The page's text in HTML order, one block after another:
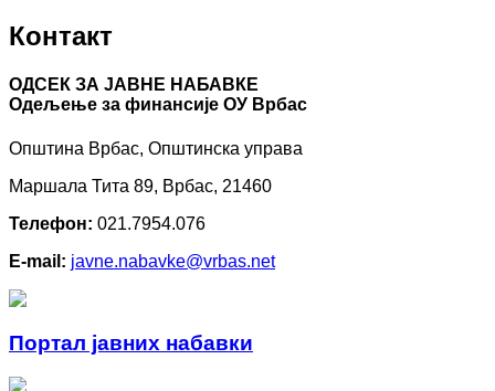
Контакт
ОДСЕК ЗА ЈАВНЕ НАБАВКЕ
Oдељење за финансије ОУ Врбас
Општина Врбас, Општинска управа
Маршала Тита 89, Врбас, 21460
Телефон: 021.7954.076
E-mail: javne.nabavke@vrbas.net
Портал јавних набавки